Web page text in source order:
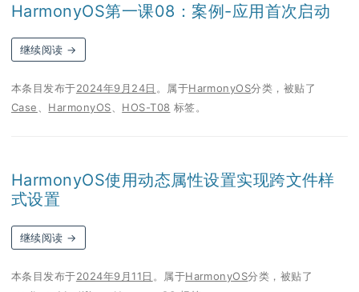
HarmonyOS第一课08：案例-应用首次启动
继续阅读 →
本条目发布于2024年9月24日 。属于HarmonyOS分类，被贴了
Case
HarmonyOS HOS-T08 标签。
HarmonyOS使用动态属性设置实现跨文件样
式设置
继续阅读 →
本条目发布于2024年9月11日 。属于HarmonyOS分类，被贴了